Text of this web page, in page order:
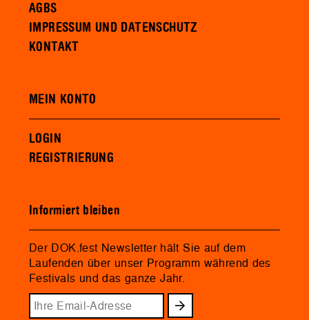
AGBS
IMPRESSUM UND DATENSCHUTZ
KONTAKT
MEIN KONTO
LOGIN
REGISTRIERUNG
Informiert bleiben
Der DOK.fest Newsletter hält Sie auf dem
Laufenden über unser Programm während des
Festivals und das ganze Jahr.